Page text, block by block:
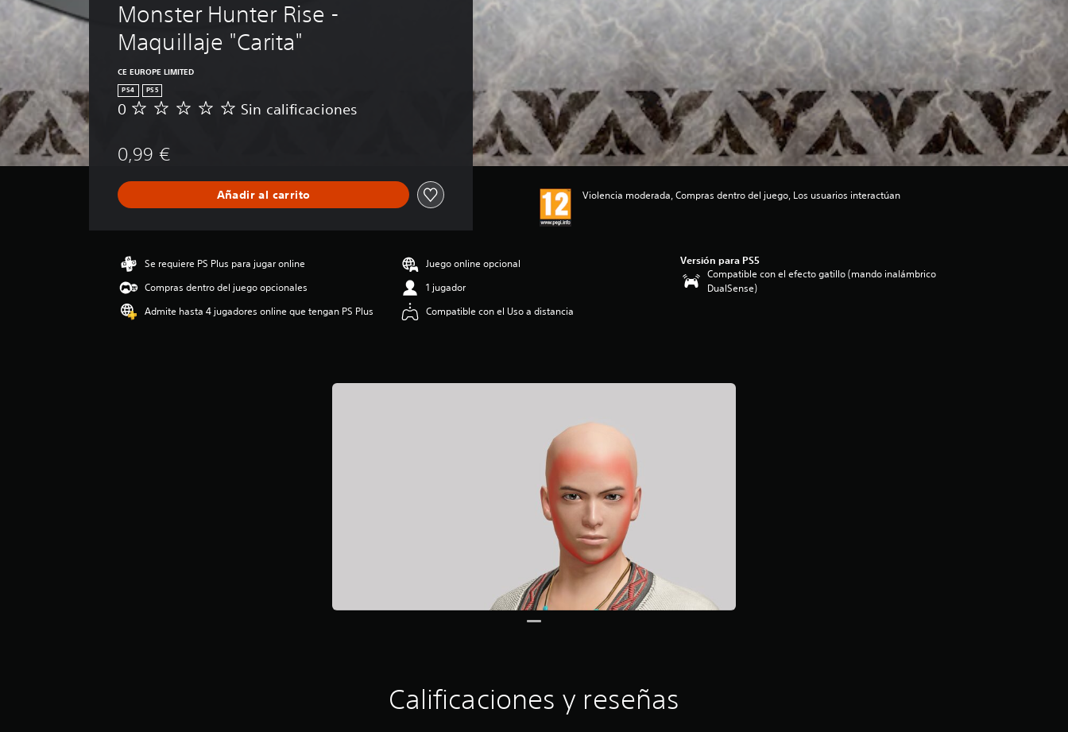
Monster Hunter Rise -
Maquillaje "Carita"
CE EUROPE LIMITED
PS4 PS5
S
c
l
i
i
a
i
o
0 Sin calificaciones
0,99 €
Añadir al carrito Violencia moderada, Compras dentro del juego, Los usuarios interactúan
Se requiere PS Plus para jugar online
Compras dentro del juego opcionales
Admite hasta 4 jugadores online que tengan PS Plus
Juego online opcional
1 jugador
Compatible con el Uso a distancia
Versión para PS5
Compatible con el efecto gatillo (mando inalámbrico
DualSense)
Calificaciones y reseñas